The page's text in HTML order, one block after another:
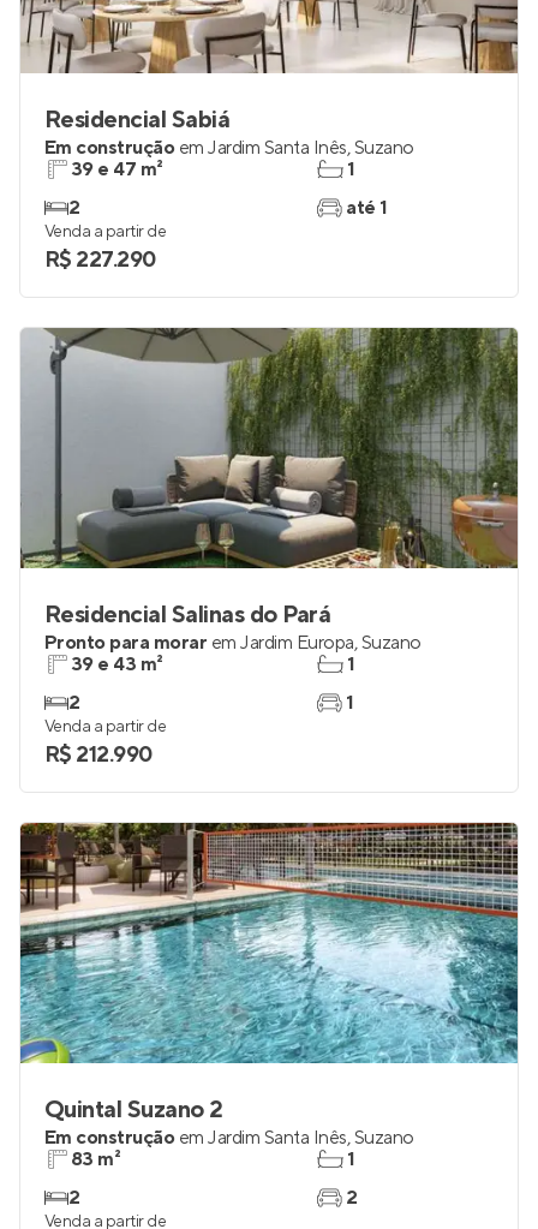
Residencial Sabiá
Em construção em Jardim Santa Inês,Suzano
39 e 47 m²
2
1
até 1
Venda a partir de
R$ 227.290
Residencial Salinas do Pará
Pronto para morar em Jardim Europa,Suzano
39 e 43 m²
2
1
1
Venda a partir de
R$ 212.990
Quintal Suzano 2
Em construção em Jardim Santa Inês,Suzano
83 m²
2
1
2
Venda a partir de